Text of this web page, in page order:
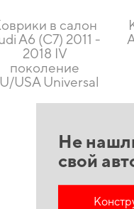
в салон
A6 (C7) 2011 -
2018 IV
поколение
USA Universal
Не
свой